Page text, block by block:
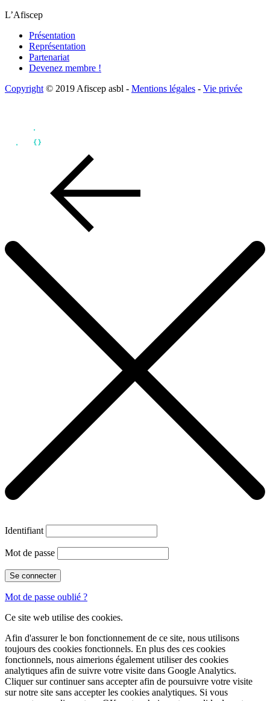
L’Afiscep
Présentation
Représentation
Partenariat
Devenez membre !
Copyright © 2019 Afiscep asbl - Mentions légales - Vie privée
Identifiant
Mot de passe
Mot de passe oublié ?
Ce site web utilise des cookies.
Afin d'assurer le bon fonctionnement de ce site, nous utilisons
toujours des cookies fonctionnels. En plus des ces cookies
fonctionnels, nous aimerions également utiliser des cookies
analytiques afin de suivre votre visite dans Google Analytics.
Cliquer surcontinuer sans accepterafin de poursuivre votre visite
sur notre site sans accepter les cookies analytiques. Si vous